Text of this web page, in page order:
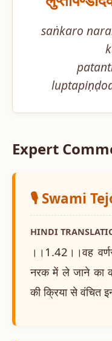
saṅkaro
Expert
🎙️ Swami
HINDI
।।1.42।।वह
नरक में ले जाने का
की क्रिया से वंचित